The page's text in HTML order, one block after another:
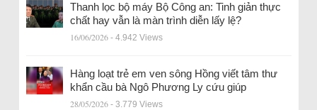
Thanh lọc bộ máy Bộ Công an: Tinh giản thực
chất hay vẫn là màn trình diễn lấy lệ?
16/06/2026 - 4.942 Views
Hàng loạt trẻ em ven sông Hồng viết tâm thư
khẩn cầu bà Ngô Phương Ly cứu giúp
28/05/2026 - 3.779 Views